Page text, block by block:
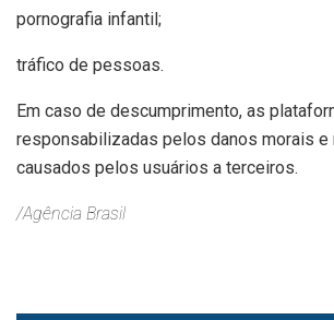
pornografia infantil;
tráfico de pessoas.
Em caso de descumprimento, as
responsabilizadas pelos danos morais e
causados pelos usuários a terceiros.
/Agência Brasil